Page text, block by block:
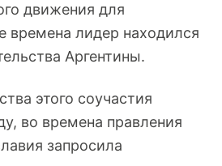
движения для
времена лидер находился
Аргентины.
этого соучастия
во времена правления
запросила